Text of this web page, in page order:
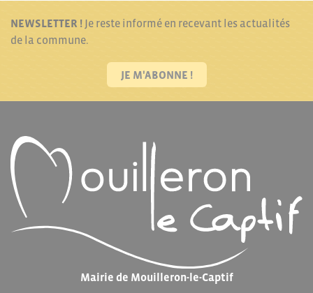
NEWSLETTER ! Je reste informé en recevant les actualités
de la commune.
JE M'ABONNE !
Mairie de Mouilleron-le-Captif